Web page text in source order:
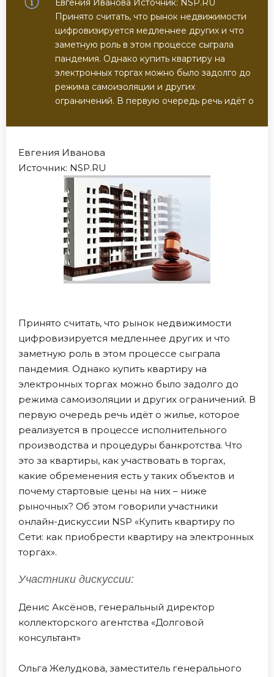
Евгения Иванова Источник: NSP.RU
Принято считать, что рынок недвижимости
цифровизируется медленнее других и что
заметную роль в этом процессе сыграла
пандемия. Однако купить квартиру на
электронных торгах можно было задолго до
режима самоизоляции и других
ограничений. В первую очередь речь идёт о
Евгения Иванова
Источник: NSP.RU
Принято считать, что рынок недвижимости
цифровизируется медленнее других и что
заметную роль в этом процессе сыграла
пандемия. Однако купить квартиру на
электронных торгах можно было задолго до
режима самоизоляции и других ограничений. В
первую очередь речь идёт о жилье, которое
реализуется в процессе исполнительного
производства и процедуры банкротства. Что
это за квартиры, как участвовать в торгах,
какие обременения есть у таких объектов и
почему стартовые цены на них – ниже
рыночных? Об этом говорили участники
онлайн-дискуссии NSP «Купить квартиру по
Сети: как приобрести квартиру на электронных
торгах».
Участники дискуссии:
Денис Аксёнов, генеральный директор
коллекторского агентства «Долговой
консультант»
Ольга Желудкова, заместитель генерального